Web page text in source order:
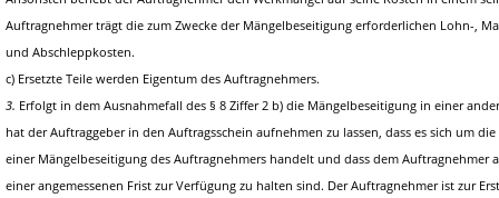
Auftragnehmer trägt die zum Zwecke der Mängelbeseitigung erforderlichen Lohn-,
und Abschleppkosten.
c) Ersetzte Teile werden Eigentum des Auftragnehmers.
3. Erfolgt in dem Ausnahmefall des § 8 Ziffer 2 b) die Mängelbeseitigung in einer
hat der Auftraggeber in den Auftragsschein aufnehmen zu lassen, dass es sich um
einer Mängelbeseitigung des Auftragnehmers handelt und dass dem Auftragnehmer
einer angemessenen Frist zur Verfügung zu halten sind. Der Auftragnehmer ist zur